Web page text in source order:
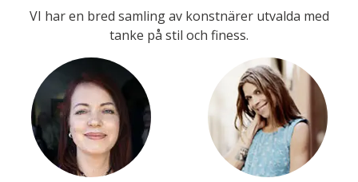
VI har en bred samling av konstnärer utvalda med
tanke på stil och finess.